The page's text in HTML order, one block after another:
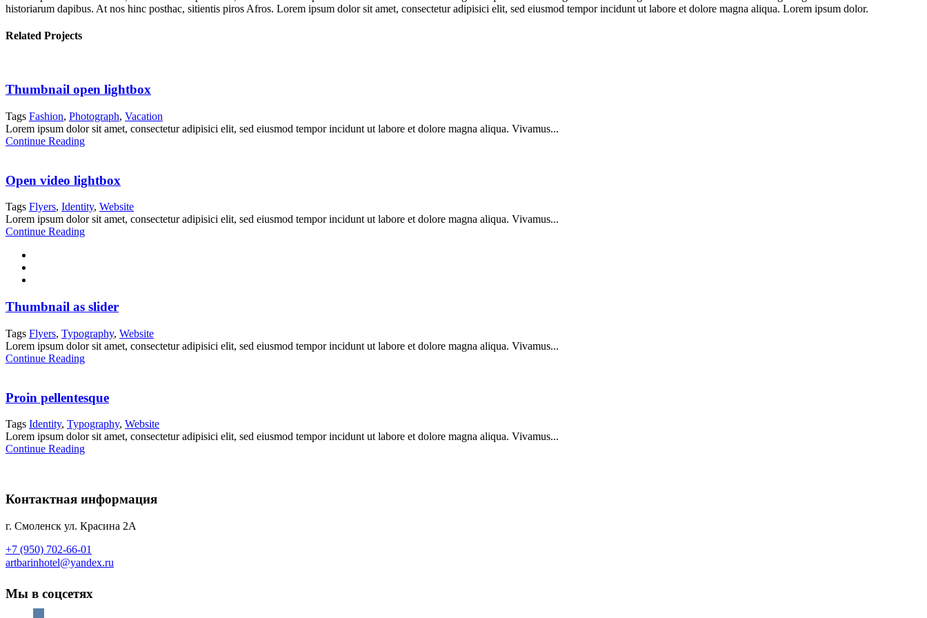
historiarum dapibus. At nos hinc posthac, sitientis piros Afros. Lorem ipsum dolor sit amet, consectetur adipisici elit, sed eiusmod tempor incidunt ut labore et dolore magna aliqua. Lorem ipsum dolor.
Related Projects
Thumbnail open lightbox
Tags Fashion, Photograph, Vacation
Lorem ipsum dolor sit amet, consectetur adipisici elit, sed eiusmod tempor incidunt ut labore et dolore magna aliqua. Vivamus...
Continue Reading
Open video lightbox
Tags Flyers, Identity, Website
Lorem ipsum dolor sit amet, consectetur adipisici elit, sed eiusmod tempor incidunt ut labore et dolore magna aliqua. Vivamus...
Continue Reading
Thumbnail as slider
Tags Flyers, Typography, Website
Lorem ipsum dolor sit amet, consectetur adipisici elit, sed eiusmod tempor incidunt ut labore et dolore magna aliqua. Vivamus...
Continue Reading
Proin pellentesque
Tags Identity, Typography, Website
Lorem ipsum dolor sit amet, consectetur adipisici elit, sed eiusmod tempor incidunt ut labore et dolore magna aliqua. Vivamus...
Continue Reading
Контактная информация
г. Смоленск ул. Красина 2А
+7 (950) 702-66-01
artbarinhotel@yandex.ru
Мы в соцсетях